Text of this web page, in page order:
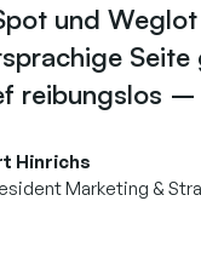
und
reibungslos –
Hinrichs
Marketing &